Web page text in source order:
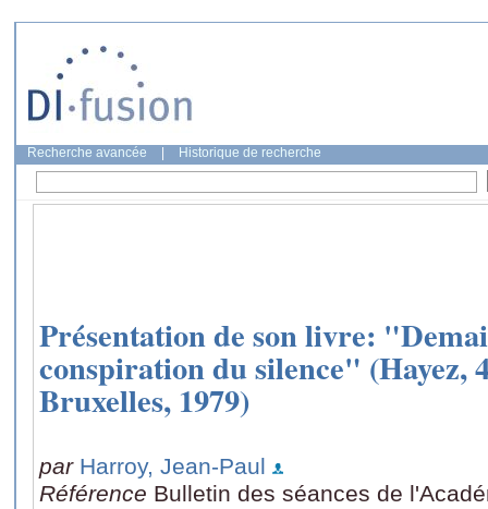
Recherche avancée Historique de recherche
Présentation de son livre:
conspiration du silence" (Hayez,
Bruxelles, 1979)
par Harroy, Jean-Paul
Référence Bulletin des séances de